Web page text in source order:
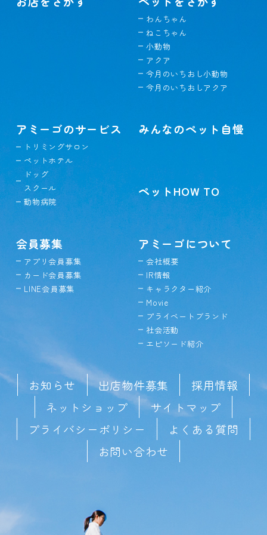
わんちゃん
ねこちゃん
小動物
アクア
今月のいちおし小動物
今月のいちおしアクア
アミーゴのサービス
トリミングサロン
ペットホテル
ドッグ
スクール
動物病院
みんなのペット自慢
ペットHOW TO
会員募集
アプリ会員募集
カード会員募集
LINE会員募集
アミーゴについて
会社概要
IR情報
キャラクター紹介
Movie
プライベートブランド
社会活動
エピソード紹介
お知らせ 出店物件募集
採用情報
ネットショップ
サイトマップ
プライバシーポリシー
よくある質問
お問い合わせ